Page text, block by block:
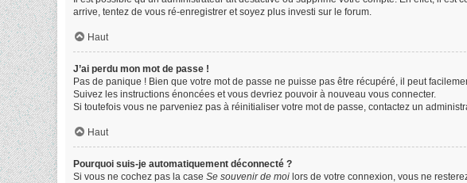
arrive, tentez de vous ré-enregistrer et soyez plus investi sur le forum.
Haut
J’ai perdu mon mot de passe !
Pas de panique ! Bien que votre mot de passe ne puisse pas être récupéré, il peut
Suivez les instructions énoncées et vous devriez pouvoir à nouveau vous connecter.
Si toutefois vous ne parveniez pas à réinitialiser votre mot de passe, contactez un
Haut
Pourquoi suis-je automatiquement déconnecté ?
Si vous ne cochez pas la case Se souvenir de moi lors de votre connexion, vous ne